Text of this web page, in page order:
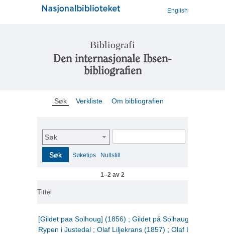
English
Bibliografi
Den internasjonale Ibsen-
bibliografien
Søk Verkliste Om bibliografien
Søk
Søk Søketips Nullstill
1–2 av 2
Tittel
[Gildet paa Solhoug] (1856) ; Gildet på Solhaug (1883) ;
Rypen i Justedal ; Olaf Liljekrans (1857) ; Olaf Liljekrans